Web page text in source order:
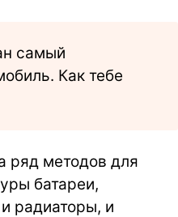
самый
Как тебе
ряд методов для
батареи,
радиаторы, и